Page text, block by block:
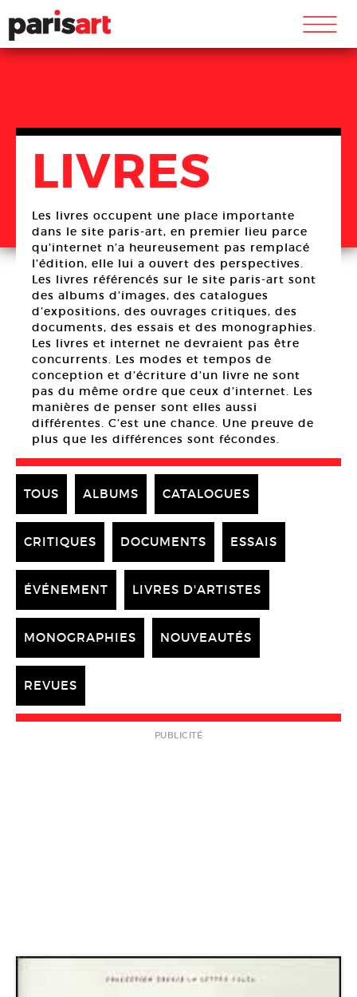
m
LIVRES
Les livres occupent une place importante
dans le site paris-art, en premier lieu parce
qu’internet n’a heureusement pas remplacé
l’édition, elle lui a ouvert des perspectives.
Les livres référencés sur le site paris-art sont
des albums d’images, des catalogues
d’expositions, des ouvrages critiques, des
documents, des essais et des monographies.
Les livres et internet ne devraient pas être
concurrents. Les modes et tempos de
conception et d’écriture d’un livre ne sont
pas du même ordre que ceux d’internet. Les
manières de penser sont elles aussi
différentes. C’est une chance. Une preuve de
plus que les différences sont fécondes.
TOUS ALBUMS CATALOGUES
CRITIQUES DOCUMENTS ESSAIS
ÉVÉNEMENT LIVRES D'ARTISTES
MONOGRAPHIES NOUVEAUTÉS
REVUES
PUBLICITÉ